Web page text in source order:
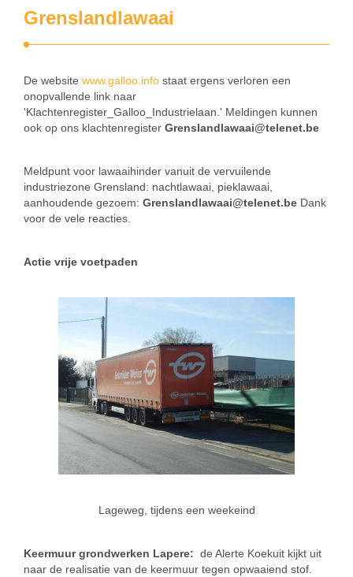
Grenslandlawaai
De website www.galloo.info staat ergens verloren een
onopvallende link naar
'Klachtenregister_Galloo_Industrielaan.' Meldingen kunnen
ook op ons klachtenregister Grenslandlawaai@telenet.be
Meldpunt voor lawaaihinder vanuit de vervuilende
industriezone Grensland: nachtlawaai, pieklawaai,
aanhoudende gezoem: Grenslandlawaai@telenet.be Dank
voor de vele reacties.
Actie vrije voetpaden
Lageweg, tijdens een weekeind
Keermuur grondwerken Lapere: de Alerte Koekuit kijkt uit
naar de realisatie van de keermuur tegen opwaaiend stof.